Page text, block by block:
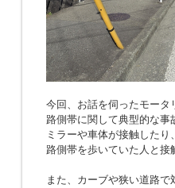
今回、お話を伺ったモー
路側帯に関して典型的な
ミラーや車体が接触した
路側帯を歩いていた人と接
また、カーブや狭い道路